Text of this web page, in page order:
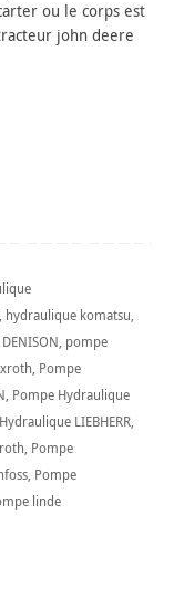
ou le corps est
john deere
hydraulique komatsu,
, pompe
, Pompe
, Pompe Hydraulique
LIEBHERR,
, Pompe
, Pompe
linde